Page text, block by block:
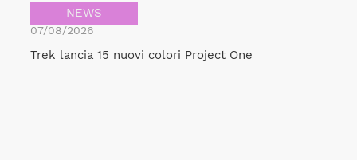
NEWS
07/08/2026
Trek lancia 15 nuovi colori Project One